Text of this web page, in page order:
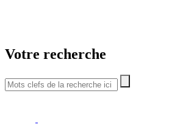
Votre recherche